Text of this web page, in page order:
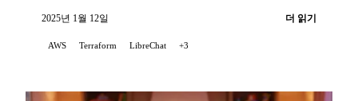
2025년 1월 12일 더 읽기
AWS Terraform LibreChat +3